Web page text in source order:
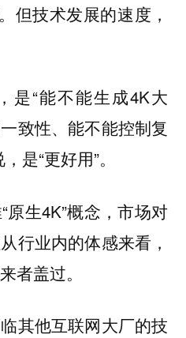
但技术发展的速度，
是“能不能生成4K大
致性、能不能控制复
是“更好用”。
原生4K”概念，市场对
行业内的体感来看，
者盖过。
其他互联网大厂的技